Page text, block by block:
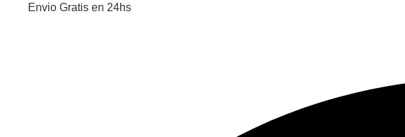
Envio Gratis en 24hs